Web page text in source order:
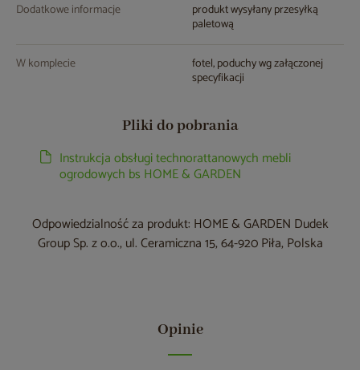
Dodatkowe informacje produkt wysyłany przesyłką
paletową
W komplecie fotel, poduchy wg załączonej
specyfikacji
Pliki do pobrania
Instrukcja obsługi technorattanowych mebli
ogrodowych bs HOME & GARDEN
Odpowiedzialność za produkt: HOME & GARDEN Dudek
Group Sp. z o.o., ul. Ceramiczna 15, 64-920 Piła, Polska
Opinie